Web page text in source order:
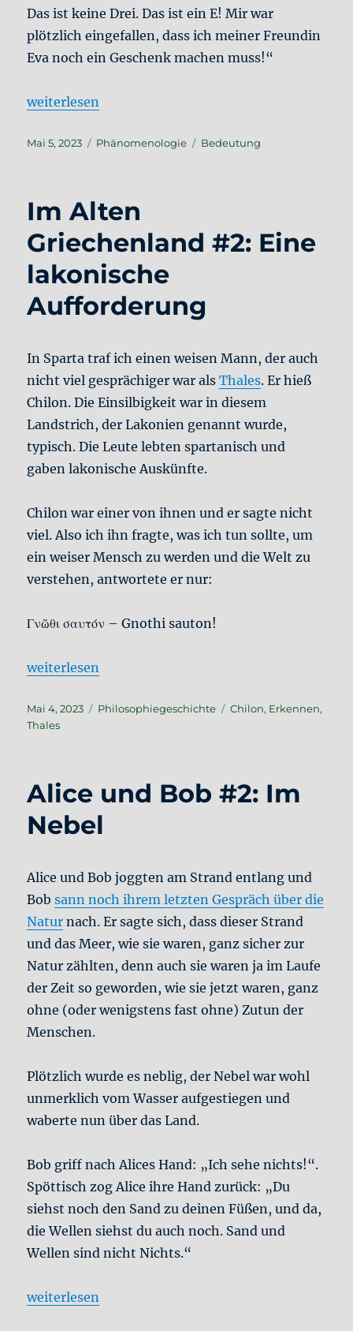
Das ist keine Drei. Das ist ein E! Mir war
plötzlich eingefallen, dass ich meiner Freundin
Eva noch ein Geschenk machen muss!“
„Alice und Bob #3: Eine Notiz“
weiterlesen
Veröffentlicht
Mai 5, 2023 Kategorien
Phänomenologie Schlagwörter
Bedeutung
Im Alten
Griechenland #2: Eine
lakonische
Aufforderung
In Sparta traf ich einen weisen Mann, der auch
nicht viel gesprächiger war alsThales. Er hieß
Chilon. Die Einsilbigkeit war in diesem
Landstrich, der Lakonien genannt wurde,
typisch. Die Leute lebten spartanisch und
gaben lakonische Auskünfte.
Chilon war einer von ihnen und er sagte nicht
viel. Also ich ihn fragte, was ich tun sollte, um
ein weiser Mensch zu werden und die Welt zu
verstehen, antwortete er nur:
Γνῶθι σαυτόν – Gnothi sauton!
„Im Alten Griechenland #2: Eine lakonische
weiterlesen
Veröffentlicht
am
Mai 4, 2023 Kategorien
Philosophiegeschichte Schlagwörter
Chilon, Erkennen,
Thales
Alice und Bob #2: Im
Nebel
Alice und Bob joggten am Strand entlang und
Bobsann noch ihrem letzten Gespräch über die
Natur nach. Er sagte sich, dass dieser Strand
und das Meer, wie sie waren, ganz sicher zur
Natur zählten, denn auch sie waren ja im Laufe
der Zeit so geworden, wie sie jetzt waren, ganz
ohne (oder wenigstens fast ohne) Zutun der
Menschen.
Plötzlich wurde es neblig, der Nebel war wohl
unmerklich vom Wasser aufgestiegen und
waberte nun über das Land.
Bob griff nach Alices Hand: „Ich sehe nichts!“.
Spöttisch zog Alice ihre Hand zurück: „Du
siehst noch den Sand zu deinen Füßen, und da,
die Wellen siehst du auch noch. Sand und
Wellen sind nicht Nichts.“
„Alice und Bob #2: Im Nebel“
weiterlesen